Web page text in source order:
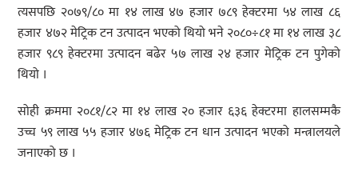
त्यसपछि २०७९/८० मा १४ लाख ४७ हजार ७८९ हेक्टरमा ५४ लाख ८६
हजार ४७२ मेट्रिक टन उत्पादन भएको थियो भने २०८०÷८१ मा १४ लाख ३८
हजार ९८९ हेक्टरमा उत्पादन बढेर ५७ लाख २४ हजार मेट्रिक टन पुगेको
थियो ।
सोही क्रममा २०८१/८२ मा १४ लाख २० हजार ६३६ हेक्टरमा हालसम्मकै
उच्च ५९ लाख ५५ हजार ४७६ मेट्रिक टन धान उत्पादन भएको मन्त्रालयले
जनाएको छ ।